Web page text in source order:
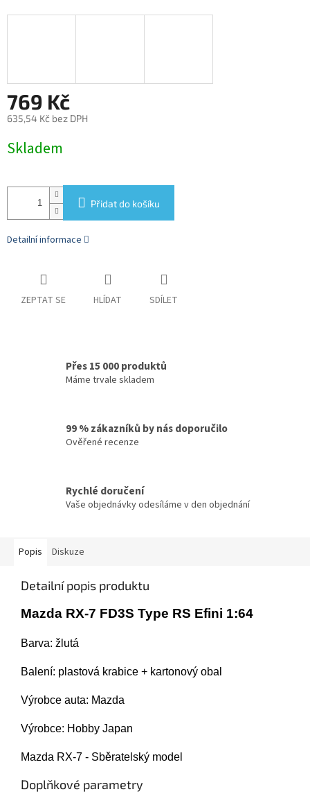
769 Kč
635,54 Kč bez DPH
cena:
Skladem
Přidat do košíku
Detailní informace
ZEPTAT SE HLÍDAT SDÍLET
Přes 15 000 produktů
Máme trvale skladem
99 % zákazníků by nás doporučilo
Ověřené recenze
Rychlé doručení
Vaše objednávky odesíláme v den objednání
Popis Diskuze
Detailní popis produktu
Mazda RX-7 FD3S Type RS Efini 1:64
Barva: žlutá
Balení: plastová krabice + kartonový obal
Výrobce auta: Mazda
Výrobce: Hobby Japan
Mazda RX-7 - Sběratelský model
Doplňkové parametry